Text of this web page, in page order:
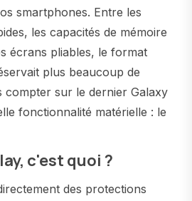
smartphones. Entre les
les capacités de mémoire
écrans pliables, le format
plus beaucoup de
compter sur le dernier Galaxy
fonctionnalité matérielle : le
c'est quoi ?
des protections